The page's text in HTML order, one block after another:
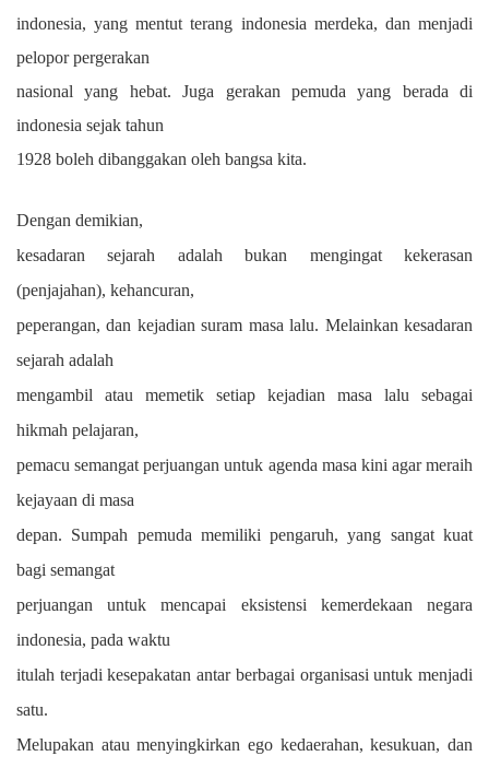
indonesia, yang mentut terang indonesia merdeka, dan menjadi
pelopor pergerakan
nasional yang hebat. Juga gerakan pemuda yang berada di
indonesia sejak tahun
1928 boleh dibanggakan oleh bangsa kita.
Dengan demikian,
kesadaran sejarah adalah bukan mengingat kekerasan
(penjajahan), kehancuran,
peperangan, dan kejadian suram masa lalu. Melainkan kesadaran
sejarah adalah
mengambil atau memetik setiap kejadian masa lalu sebagai
hikmah pelajaran,
pemacu semangat perjuangan untuk agenda masa kini agarmeraih
kejayaan di masa
depan. Sumpah pemuda memiliki pengaruh, yang sangat kuat
bagi semangat
perjuangan untuk mencapai eksistensi kemerdekaan negara
indonesia, pada waktu
itulah terjadi kesepakatan antar berbagai organisasi untuk menjadi
satu.
Melupakan atau menyingkirkan ego kedaerahan, kesukuan, dan